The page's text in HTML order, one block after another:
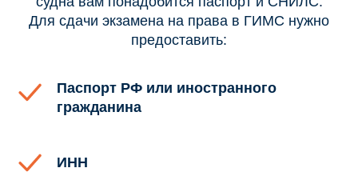
Для сдачи экзамена на права в ГИМС нужно
предоставить:
Паспорт РФ или иностранного
гражданина
ИНН